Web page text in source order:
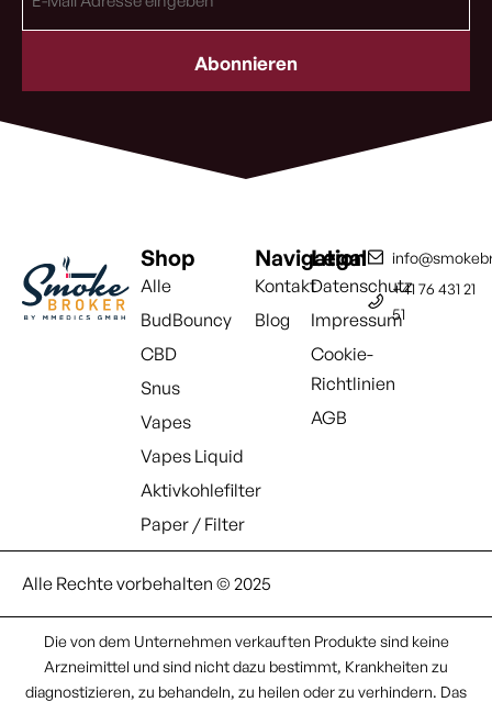
Mail
Shop
Alle
BudBouncy
CBD
Snus
Vapes
Vapes Liquid
Aktivkohlefilter
Paper / Filter
Navigation
Kontakt
Blog
Legal
Datenschutz
Impressum
Cookie-
Richtlinien
AGB
+41 76 431 21
51
Alle Rechte vorbehalten © 2025
Die von dem Unternehmen verkauften Produkte sind keine
Arzneimittel und sind nicht dazu bestimmt, Krankheiten zu
diagnostizieren, zu behandeln, zu heilen oder zu verhindern. Das